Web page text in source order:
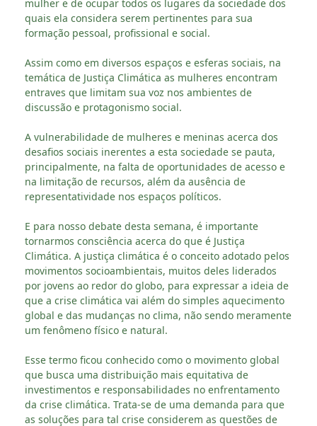
mulher e de ocupar todos os lugares da sociedade dos
quais ela considera serem pertinentes para sua
formação pessoal, profissional e social.
Assim como em diversos espaços e esferas sociais, na
temática de Justiça Climática as mulheres encontram
entraves que limitam sua voz nos ambientes de
discussão e protagonismo social.
A vulnerabilidade de mulheres e meninas acerca dos
desafios sociais inerentes a esta sociedade se pauta,
principalmente, na falta de oportunidades de acesso e
na limitação de recursos, além da ausência de
representatividade nos espaços políticos.
E para nosso debate desta semana, é importante
tornarmos consciência acerca do que é Justiça
Climática. A justiça climática é o conceito adotado pelos
movimentos socioambientais, muitos deles liderados
por jovens ao redor do globo, para expressar a ideia de
que a crise climática vai além do simples aquecimento
global e das mudanças no clima, não sendo meramente
um fenômeno físico e natural.
Esse termo ficou conhecido como o movimento global
que busca uma distribuição mais equitativa de
investimentos e responsabilidades no enfrentamento
da crise climática. Trata-se de uma demanda para que
as soluções para tal crise considerem as questões de